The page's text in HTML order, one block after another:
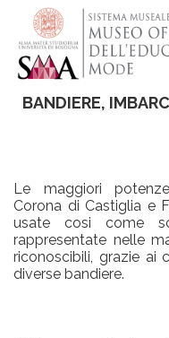
contenuto
principale
BANDIERE,
Le maggiori
Corona di Castiglia e
usate cosi come
rappresentate nelle
riconoscibili, grazie ai
diverse bandiere.